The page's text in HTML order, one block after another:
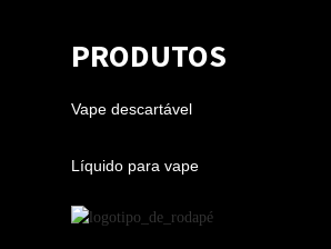
PRODUTOS
Vape descartável
Líquido para vape